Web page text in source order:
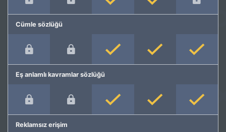
Cümle sözlüğü
Eş anlamlı kavramlar sözlüğü
Reklamsız erişim